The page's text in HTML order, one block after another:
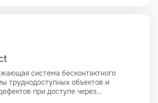
система бесконтактного
труднодоступных объектов и
при доступе через